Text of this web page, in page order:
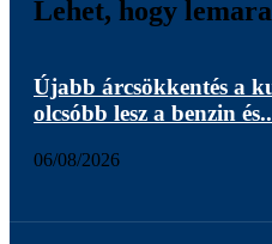
Lehet, hogy
Újabb árcsökkentés a
olcsóbb lesz a benzin
06/08/2026